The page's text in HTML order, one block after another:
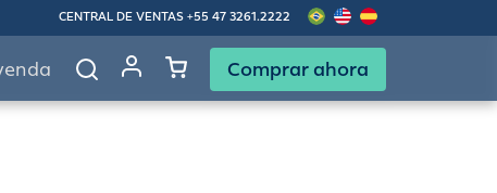
CENTRAL DE VENTAS +55 47 3261.2222
Comprar ahora